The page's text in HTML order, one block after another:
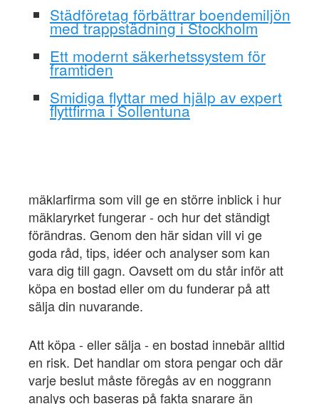
Städföretag förbättrar boendemiljön
med trappstädning i Stockholm
Ett modernt säkerhetssystem för
framtiden
Smidiga flyttar med hjälp av expert
flyttfirma i Sollentuna
mäklarfirma som vill ge en större inblick i hur
mäklaryrket fungerar - och hur det ständigt
förändras. Genom den här sidan vill vi ge
goda råd, tips, idéer och analyser som kan
vara dig till gagn. Oavsett om du står inför att
köpa en bostad eller om du funderar på att
sälja din nuvarande.
Att köpa - eller sälja - en bostad innebär alltid
en risk. Det handlar om stora pengar och där
varje beslut måste föregås av en noggrann
analys och baseras på fakta snarare än